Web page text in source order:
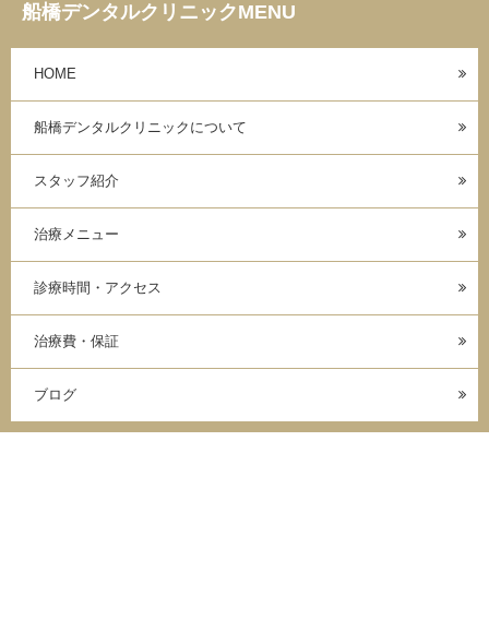
船橋デンタルクリニックMENU
HOME
船橋デンタルクリニックについて
スタッフ紹介
治療メニュー
診療時間・アクセス
治療費・保証
ブログ